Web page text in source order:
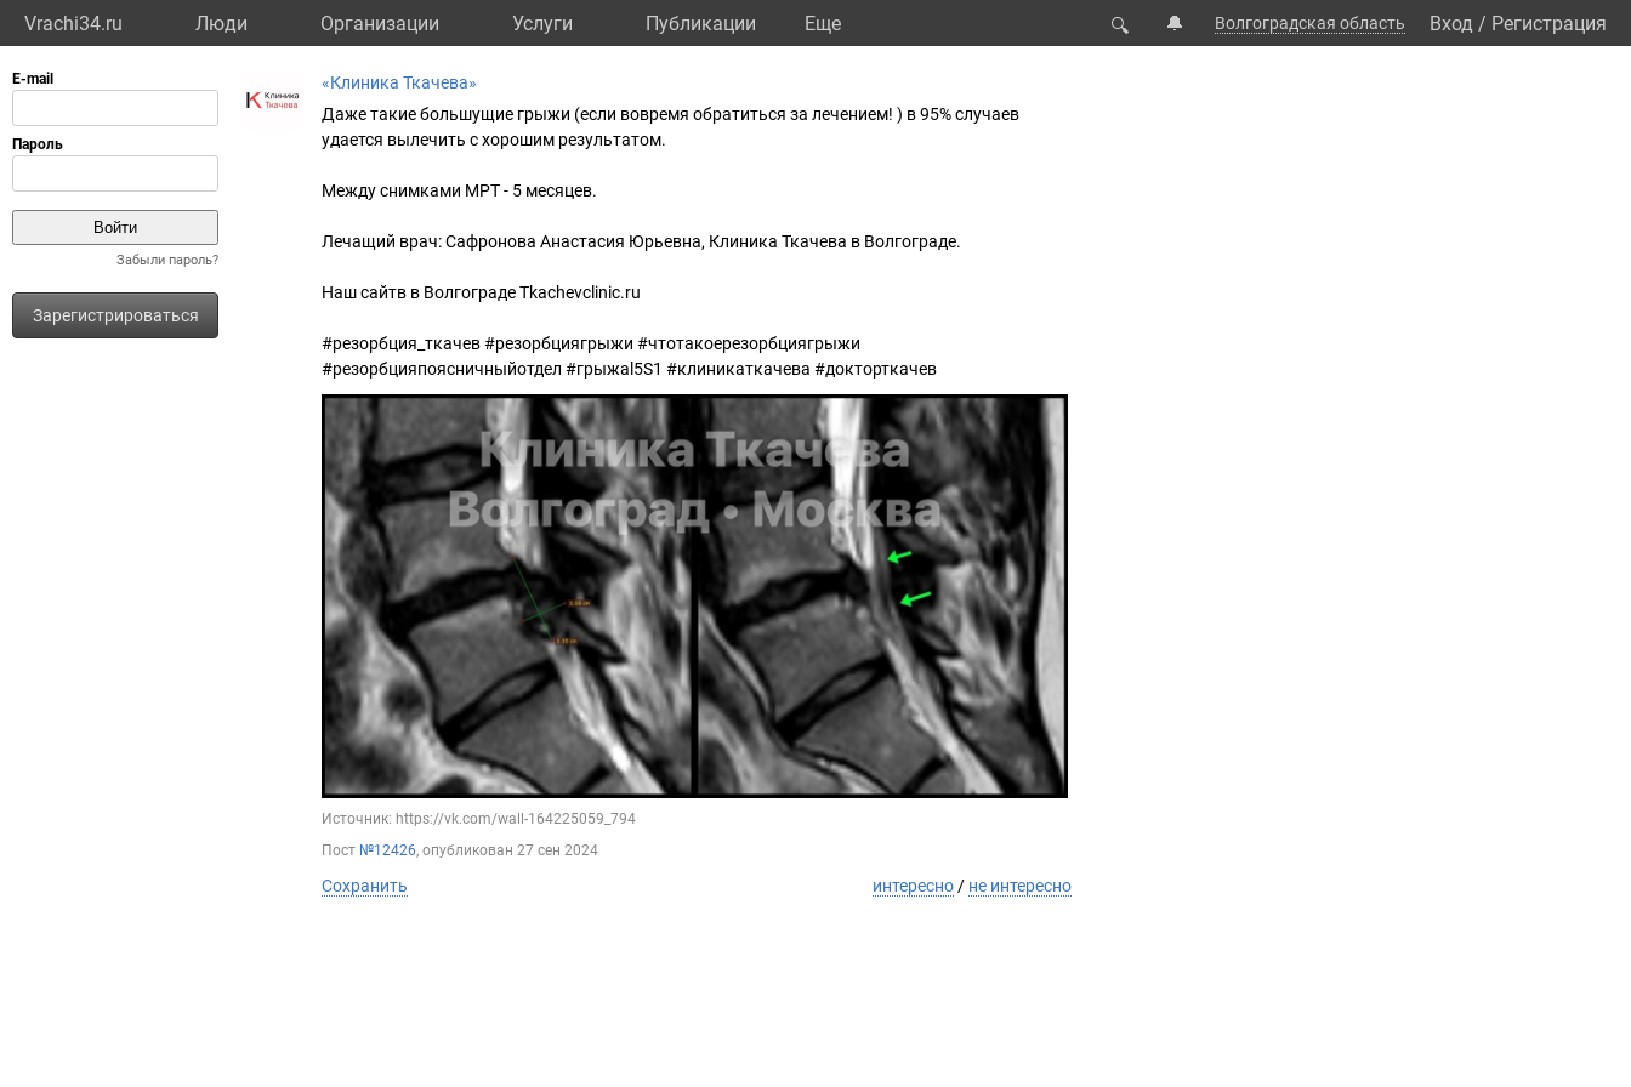
Vrachi34.ru Люди Организации Услуги Публикации Eще 🔍 🔔 Волгоградская область Вход / Регистрация
Забыли пароль?
Зарегистрироваться
«Клиника Ткачева»
Даже такие большущие грыжи (если вовремя обратиться за лечением! ) в 95% случаев
удается вылечить с хорошим результатом.
Между снимками МРТ - 5 месяцев.
Лечащий врач: Сафронова Анастасия Юрьевна, Клиника Ткачева в Волгограде.
Наш сайтв в Волгограде Tkachevclinic.ru
#резорбция_ткачев #резорбциягрыжи #чтотакоерезорбциягрыжи
#резорбцияпоясничныйотдел #грыжаl5S1 #клиникаткачева #докторткачев
Источник: https://vk.com/wall-164225059_794
Пост №12426, опубликован 27 сен 2024
Сохранить интересно/ не интересно